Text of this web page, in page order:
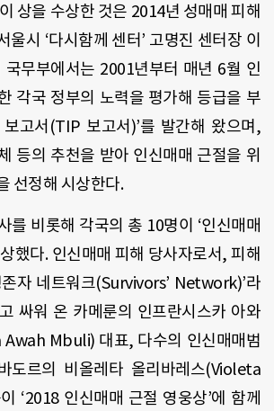
상을 수상한 것은 2014년 성매매 피해
울시 ‘다시함께 센터’ 고명진 센터장 이
국무부에서는 2001년부터 매년 6월 인
각국 정부의 노력을 평가해 등급을 부
보고서(TIP 보고서)’를 발간해 왔으며 ,
등의 추천을 받아 인신매매 근절을 위
선정해 시상한다.
를 비롯해 각국의 총 10명이 ‘인신매매
했다. 인신매매 피해 당사자로서, 피해
자 네트워크(Survivors’ Network)’라
싸워 온 카메룬의 인프란시스카 아와
Awah Mbuli) 대표, 다수의 인신매매범
도르의 비올레타 올리바레스(Violeta
‘2018 인신매매 근절 영웅상’에 함께